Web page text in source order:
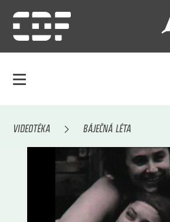
VIDEOTÉKA BÁJEČNÁ LÉTA